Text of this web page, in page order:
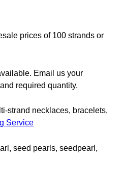
required quantity.
Service